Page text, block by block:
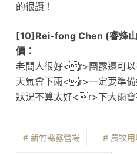
的很讚！
[10]Rei-fong Chen (睿烽
價：
老闆人很好<r>團露還可
天氣會下雨<r>一定要準
狀況不算太好<r>下大雨會
# 新竹縣露營場 # 農牧用